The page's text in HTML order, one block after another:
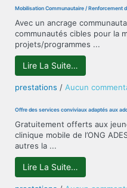
Mobilisation Communautaire / Renforcement
Avec un ancrage
communautés cibles pour la
projets/programmes ...
Lire La Suite…
prestations / Aucun
Offre des services conviviaux adaptés aux
Gratuitement offerts aux
clinique mobile de l’ONG
autres la ...
Lire La Suite…